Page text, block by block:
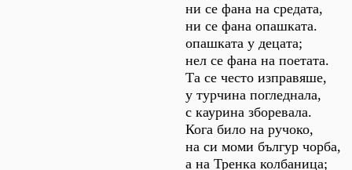
ни се фана на средата,
ни се фана опашката.
опашката у децата;
нел се фана на поетата.
Та се често изправяше,
у турчина погледнала,
с каурина зборевала.
Кога било на ручоко,
на си моми бългур чорба,
а на Тренка колбаница;